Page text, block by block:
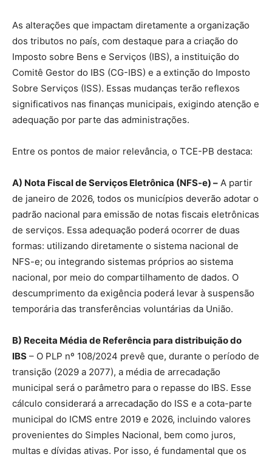
As alterações que impactam diretamente a organização
dos tributos no país, com destaque para a criação do
Imposto sobre Bens e Serviços (IBS), a instituição do
Comitê Gestor do IBS (CG-IBS) e a extinção do Imposto
Sobre Serviços (ISS). Essas mudanças terão reflexos
significativos nas finanças municipais, exigindo atenção e
adequação por parte das administrações.
Entre os pontos de maior relevância, o TCE-PB destaca:
A) Nota Fiscal de Serviços Eletrônica (NFS-e) – A partir
de janeiro de 2026, todos os municípios deverão adotar o
padrão nacional para emissão de notas fiscais eletrônicas
de serviços. Essa adequação poderá ocorrer de duas
formas: utilizando diretamente o sistema nacional de
NFS-e; ou integrando sistemas próprios ao sistema
nacional, por meio do compartilhamento de dados. O
descumprimento da exigência poderá levar à suspensão
temporária das transferências voluntárias da União.
B) Receita Média de Referência para distribuição do
IBS – O PLP nº 108/2024 prevê que, durante o período de
transição (2029 a 2077), a média de arrecadação
municipal será o parâmetro para o repasse do IBS. Esse
cálculo considerará a arrecadação do ISS e a cota-parte
municipal do ICMS entre 2019 e 2026, incluindo valores
provenientes do Simples Nacional, bem como juros,
multas e dívidas ativas. Por isso, é fundamental que os